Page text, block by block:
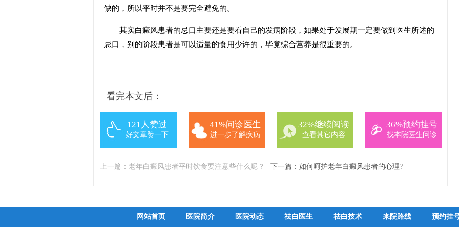
缺的，所以平时并不是要完全避免的。
其实白癜风患者的忌口主要还是要看自己的发病阶段，如果处于发展期一定要做到医生所述的
忌口，别的阶段患者是可以适量的食用少许的，毕竟综合营养是很重要的。
看完本文后：
121人赞过
好文章赞一下
41%问诊医生
进一步了解疾病
32%继续阅读
查看其它内容
36%预约挂号
找本院医生问诊
上一篇： 老年白癜风患者平时饮食要注意些什么呢？ 下一篇： 如何呵护老年白癜风患者的心理?
网站首页 医院简介 医院动态 祛白医生 祛白技术 来院路线 预约挂